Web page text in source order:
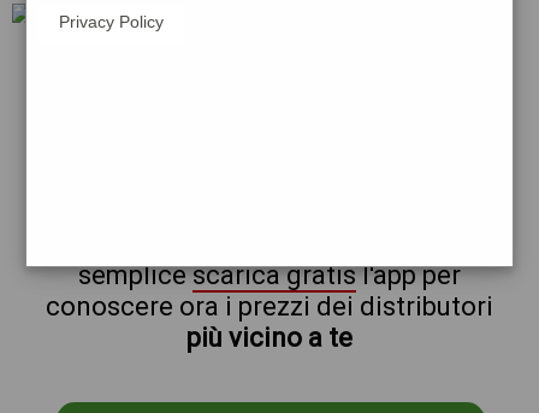
semplicescarica gratisl'app per
conoscere ora i prezzi dei distributori
più vicino a te
Privacy Policy